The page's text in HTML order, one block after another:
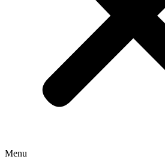
Menu